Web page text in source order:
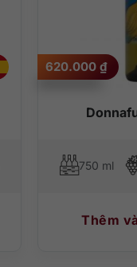
620.000 ₫
750 ml
Thêm